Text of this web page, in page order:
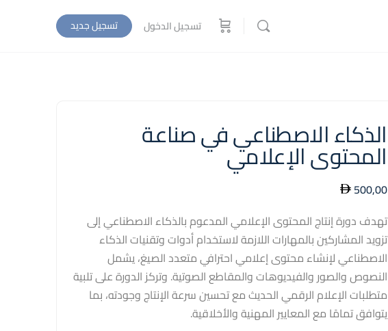
تسجيل الدخول تسجيل جديد
الذكاء الاصطناعي في صناعة
المحتوى الإعلامي
500,00
تهدف دورة إنتاج المحتوى الإعلامي المدعوم بالذكاء الاصطناعي إلى
تزويد المشاركين بالمهارات اللازمة لاستخدام أدوات وتقنيات الذكاء
الاصطناعي لإنشاء محتوى إعلامي احترافي متعدد الصيغ، يشمل
النصوص والصور والفيديوهات والمقاطع الصوتية. وتركز الدورة على تلبية
متطلبات الإعلام الرقمي الحديث مع تحسين سرعة الإنتاج وجودته، بما
يتوافق تمامًا مع المعايير المهنية والأخلاقية.